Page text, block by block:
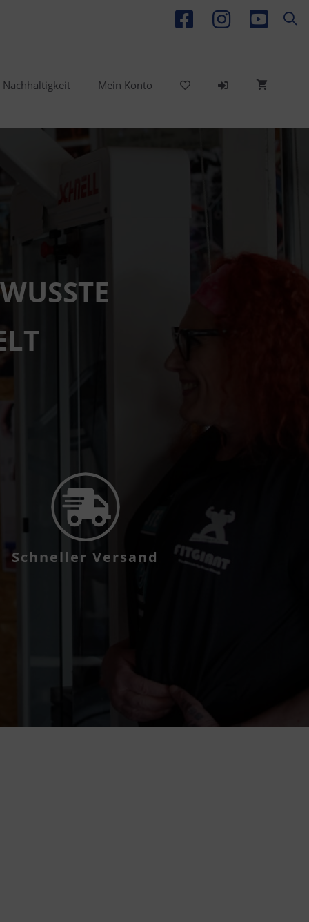
Performance Booster
Nachhaltigkeit Mein Konto
Schneller Versand